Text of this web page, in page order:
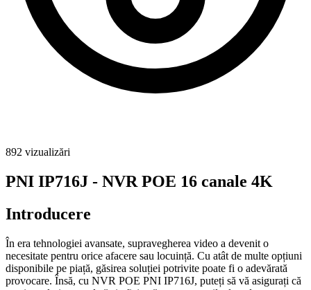
892 vizualizări
PNI IP716J - NVR POE 16 canale 4K
Introducere
În era tehnologiei avansate, supravegherea video a devenit o
necesitate pentru orice afacere sau locuință. Cu atât de multe opțiuni
disponibile pe piață, găsirea soluției potrivite poate fi o adevărată
provocare. Însă, cu NVR POE PNI IP716J, puteți să vă asigurați că